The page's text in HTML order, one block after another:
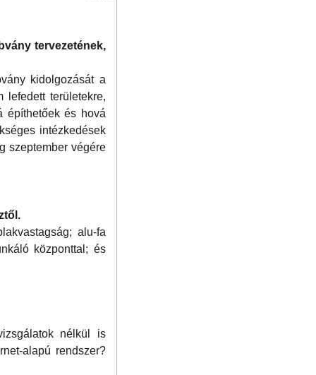
tervezetének,
kidolgozását a
területekre,
építhetőek és hová
intézkedések
szeptember végére
alu-fa
központtal; és
nélkül is
alapú rendszer?